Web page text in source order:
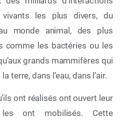
27 Nov 2025
des Parties Contractantes
de Barcelone et à ses
Égypte — du 2 au 5 décembre
les plus divers, du
monde animal, des plus
comme les bactéries ou les
grands mammifères qui
terre, dans l’eau, dans l’air.
ont réalisés ont ouvert leur
ont mobilisés. Cette